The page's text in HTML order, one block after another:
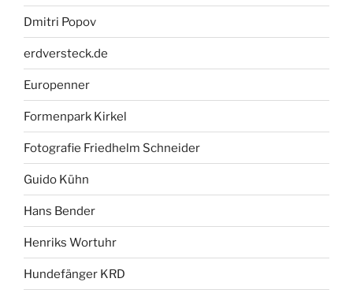
Dmitri Popov
erdversteck.de
Europenner
Formenpark Kirkel
Fotografie Friedhelm Schneider
Guido Kühn
Hans Bender
Henriks Wortuhr
Hundefänger KRD